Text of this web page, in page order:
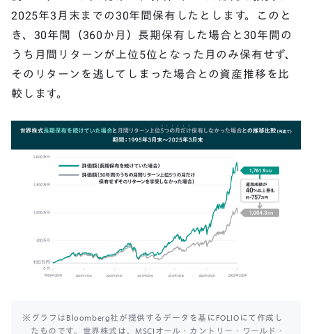
2025年3月末までの30年間保有したとします。このと
き、30年間（360か月）長期保有した場合と30年間の
うち月間リターンが上位5位となった月のみ保有せず、
そのリターンを逃してしまった場合との資産推移を比
較します。
※グラフはBloomberg社が提供するデータを基にFOLIOにて作成し
たものです。世界株式は、MSCIオール・カントリー・ワールド・